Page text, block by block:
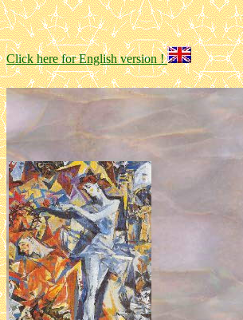
Click here for English version !